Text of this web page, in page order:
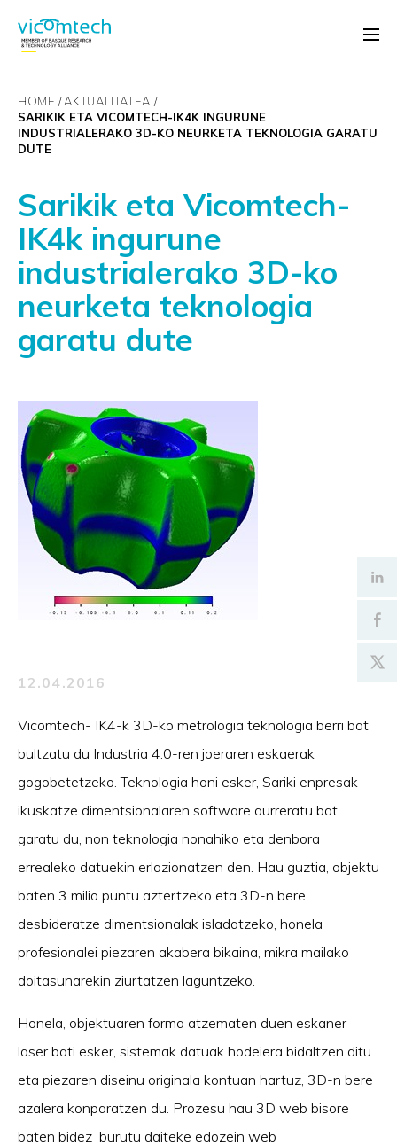
HOME
AKTUALITATEA
SARIKIK ETA VICOMTECH-IK4K INGURUNE
INDUSTRIALERAKO 3D-KO NEURKETA TEKNOLOGIA GARATU
DUTE
Sarikik eta Vicomtech-
IK4k ingurune
industrialerako 3D-ko
neurketa teknologia
garatu dute
12.04.2016
Vicomtech- IK4-k 3D-ko metrologia teknologia berri bat
bultzatu du Industria 4.0-ren joeraren eskaerak
gogobetetzeko. Teknologia honi esker, Sariki enpresak
ikuskatze dimentsionalaren software aurreratu bat
garatu du, non teknologia nonahiko eta denbora
errealeko datuekin erlazionatzen den. Hau guztia, objektu
baten 3 milio puntu aztertzeko eta 3D-n bere
desbideratze dimentsionalak isladatzeko, honela
profesionalei piezaren akabera bikaina, mikra mailako
doitasunarekin ziurtatzen laguntzeko.
Honela, objektuaren forma atzematen duen eskaner
laser bati esker, sistemak datuak hodeiera bidaltzen ditu
eta piezaren diseinu originala kontuan hartuz, 3D-n bere
azalera konparatzen du. Prozesu hau 3D web bisore
baten bidez burutu daiteke edozein web